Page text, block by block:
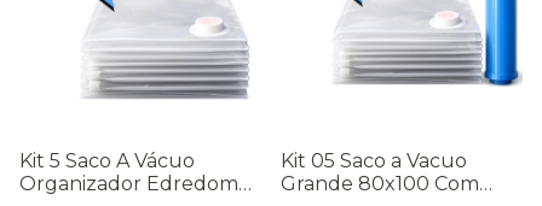
Kit 5 Saco A Vácuo
Organizador Edredom
Kit 05 Saco a Vacuo
Grande 80x100 Com